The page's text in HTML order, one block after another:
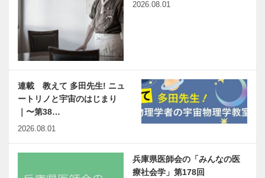
2026.08.01
連載 教えて 多田先生! ニュ
ートリノと宇宙のはじまり
｜〜第38…
2026.08.01
兵庫県医師会の「みんなの医
療社会学」第178回